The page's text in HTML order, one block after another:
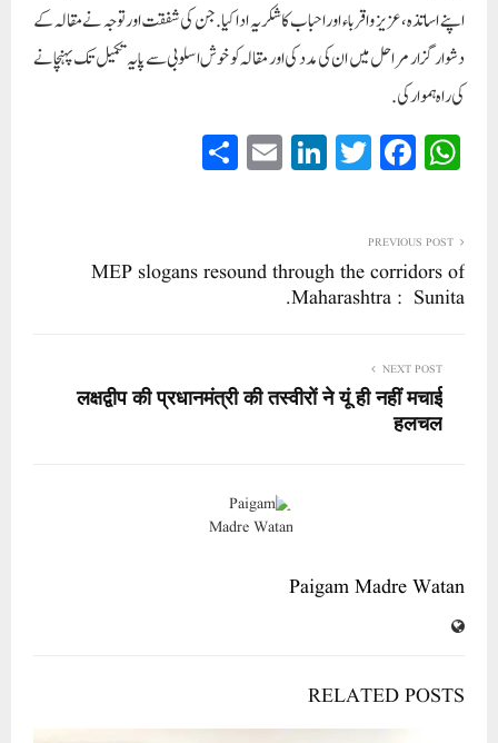
اپنے اساتذہ، عزیز و اقرباء اور احباب کا شکریہ ادا کیا. جن کی شفقت اور توجہ نے مقالہ کے
دشوار گزار مراحل میں ان کی مدد کی اور مقالہ کو خوش اسلوبی سے پایہ تکمیل تک پہنچانے
کی راہ ہموار کی.
W
ha
A
pp
Fa
ce
ok
T
wi
r
Li
nk
In
E
m
PREVIOUS POST
MEP slogans resound through the corridors of
Maharashtra : Sunita.
NEXT POST
लक्षद्वीप की प्रधानमंत्री की तस्वीरों ने यूं ही नहीं मचाई
हलचल
Paigam Madre Watan
RELATED POSTS